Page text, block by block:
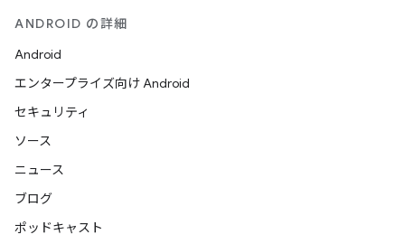
ANDROID の詳細
Android
エンタープライズ向け Android
セキュリティ
ソース
ニュース
ブログ
ポッドキャスト